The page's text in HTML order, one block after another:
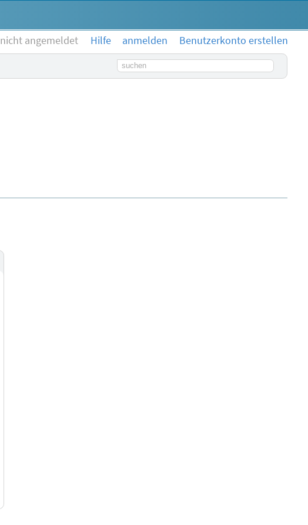
nicht angemeldet Hilfe anmelden
Benutzerkonto erstellen
Suchbegriff